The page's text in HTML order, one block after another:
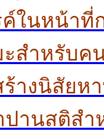
ค์ในหน้าที่
ะสำหรับค
างนิสัยห
ปานสติสำ